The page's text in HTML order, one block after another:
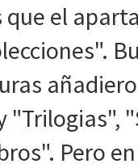
que el
"Trilogias",
Pero